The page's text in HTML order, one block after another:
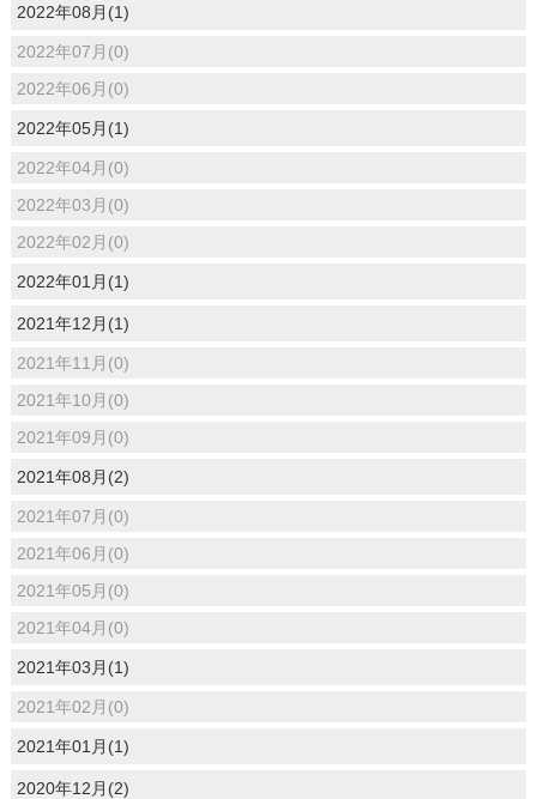
2022年08月(1)
2022年07月(0)
2022年06月(0)
2022年05月(1)
2022年04月(0)
2022年03月(0)
2022年02月(0)
2022年01月(1)
2021年12月(1)
2021年11月(0)
2021年10月(0)
2021年09月(0)
2021年08月(2)
2021年07月(0)
2021年06月(0)
2021年05月(0)
2021年04月(0)
2021年03月(1)
2021年02月(0)
2021年01月(1)
2020年12月(2)